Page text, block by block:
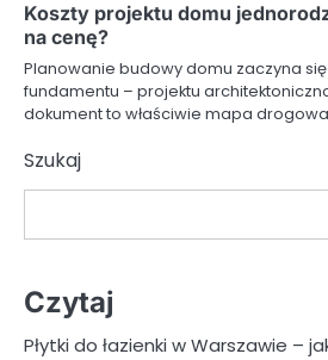
Koszty projektu domu
na cenę?
Planowanie budowy domu zaczyna
fundamentu – projektu
dokument to właściwie mapa
Szukaj
Czytaj
Płytki do łazienki w Warszawie –